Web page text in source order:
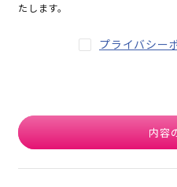
たします。
プライバシー
内容